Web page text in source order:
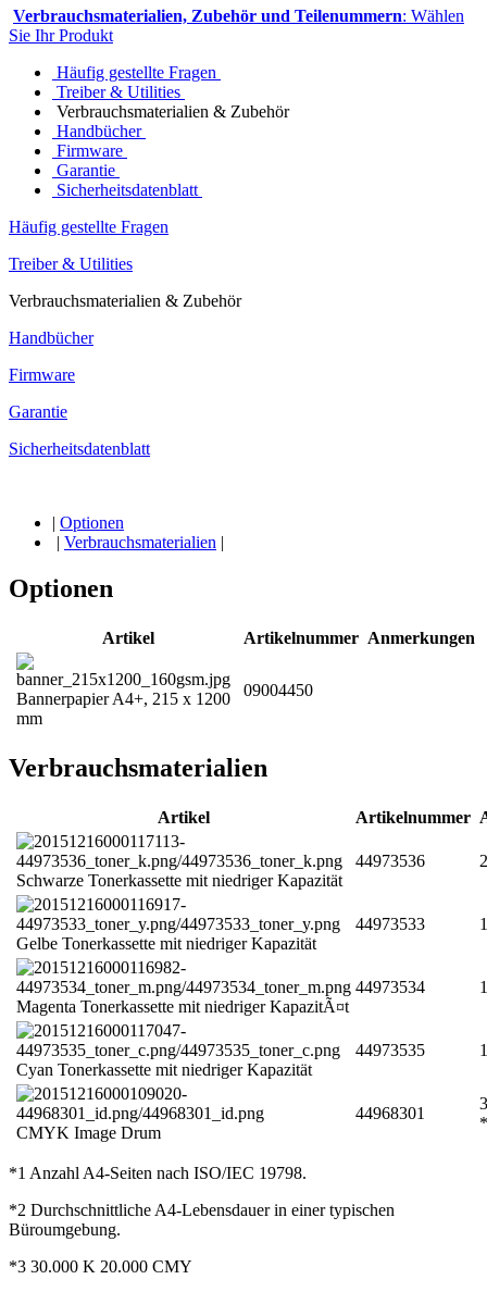
Verbrauchsmaterialien, Zubehör und Teilenummern: Wählen
Sie Ihr Produkt
Häufig gestellte Fragen
Treiber & Utilities
Verbrauchsmaterialien & Zubehör
Handbücher
Firmware
Garantie
Sicherheitsdatenblatt
Häufig gestellte Fragen
Treiber & Utilities
Verbrauchsmaterialien & Zubehör
Handbücher
Firmware
Garantie
Sicherheitsdatenblatt
| Optionen
| Verbrauchsmaterialien |
Optionen
Artikel Artikelnummer Anmerkungen
Bannerpapier A4+, 215 x 1200
mm
09004450
Verbrauchsmaterialien
Artikel Artikelnummer
Schwarze Tonerkassette mit niedriger Kapazität
44973536
Gelbe Tonerkassette mit niedriger Kapazität
44973533
Magenta Tonerkassette mit niedriger KapazitÃ¤t
44973534
Cyan Tonerkassette mit niedriger Kapazität
44973535
CMYK Image Drum
44968301
*1 Anzahl A4-Seiten nach ISO/IEC 19798.
*2 Durchschnittliche A4-Lebensdauer in einer typischen
Büroumgebung.
*3 30.000 K 20.000 CMY